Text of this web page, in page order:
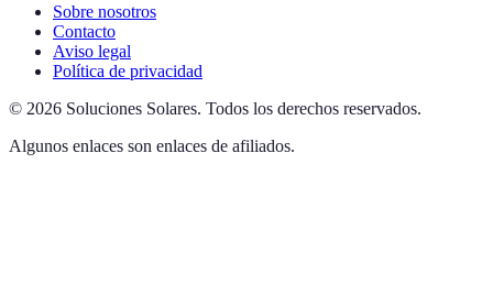
Sobre nosotros
Contacto
Aviso legal
Política de privacidad
© 2026 Soluciones Solares. Todos los derechos reservados.
Algunos enlaces son enlaces de afiliados.